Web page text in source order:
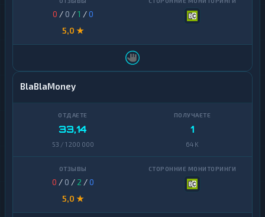
0 / 0 /1 /0
5,0 ★
BlaBlaMoney
33,14
53 / 1 200 000
1
64 K
0 / 0 / 2 /0
5,0 ★